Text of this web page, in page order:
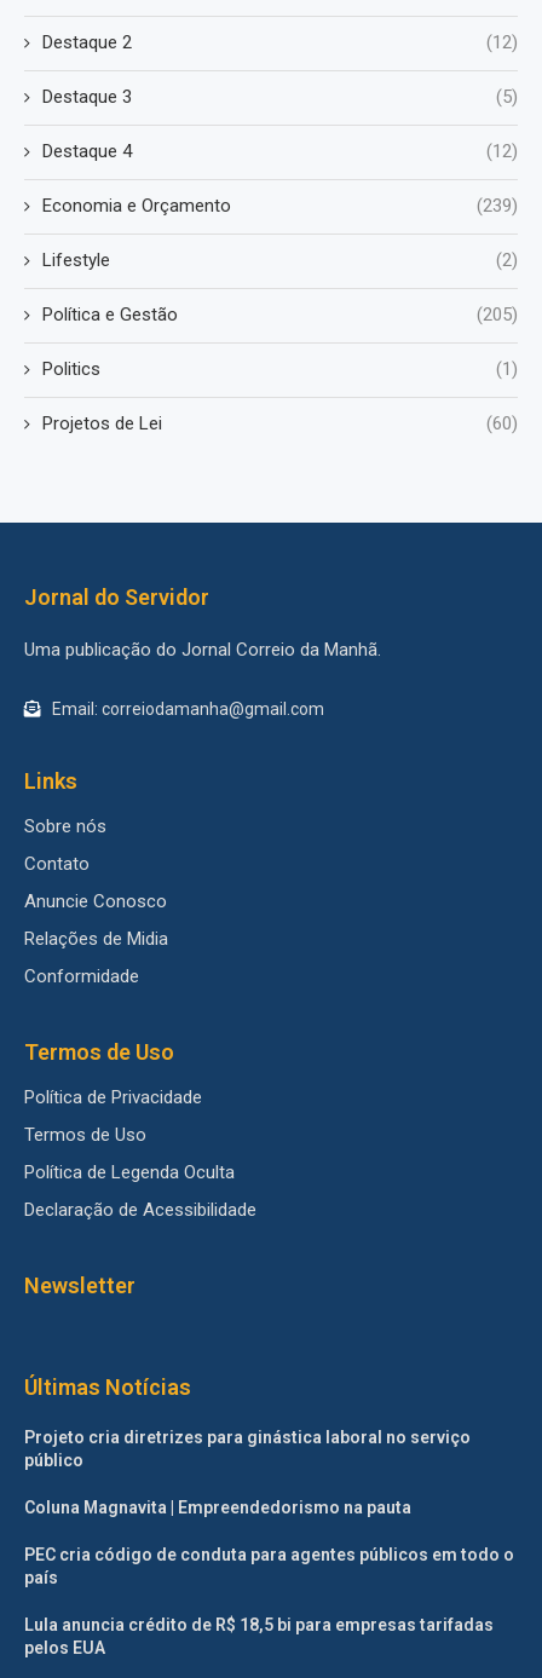
Destaque 2 (12)
Destaque 3 (5)
Destaque 4 (12)
Economia e Orçamento (239)
Lifestyle (2)
Política e Gestão (205)
Politics (1)
Projetos de Lei (60)
Jornal do Servidor
Uma publicação do Jornal Correio da Manhã.
Email: correiodamanha@gmail.com
Links
Sobre nós
Contato
Anuncie Conosco
Relações de Midia
Conformidade
Termos de Uso
Política de Privacidade
Termos de Uso
Política de Legenda Oculta
Declaração de Acessibilidade
Newsletter
Últimas Notícias
Projeto cria diretrizes para ginástica laboral no serviço
público
Coluna Magnavita | Empreendedorismo na pauta
PEC cria código de conduta para agentes públicos em todo o
país
Lula anuncia crédito de R$ 18,5 bi para empresas tarifadas
pelos EUA